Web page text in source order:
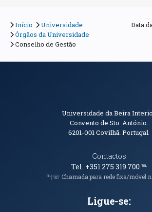
Início
Universidade
Órgãos da Universidade
Conselho de Gestão
Data
Informações de
Universidade da Beira
Convento de Sto. António.
6201-001Covilhã. Portugal.
Contactos
Tel. +351 275 319 700℡
℡|☏ Chamada para rede fixa/móvel
Ligue-se: